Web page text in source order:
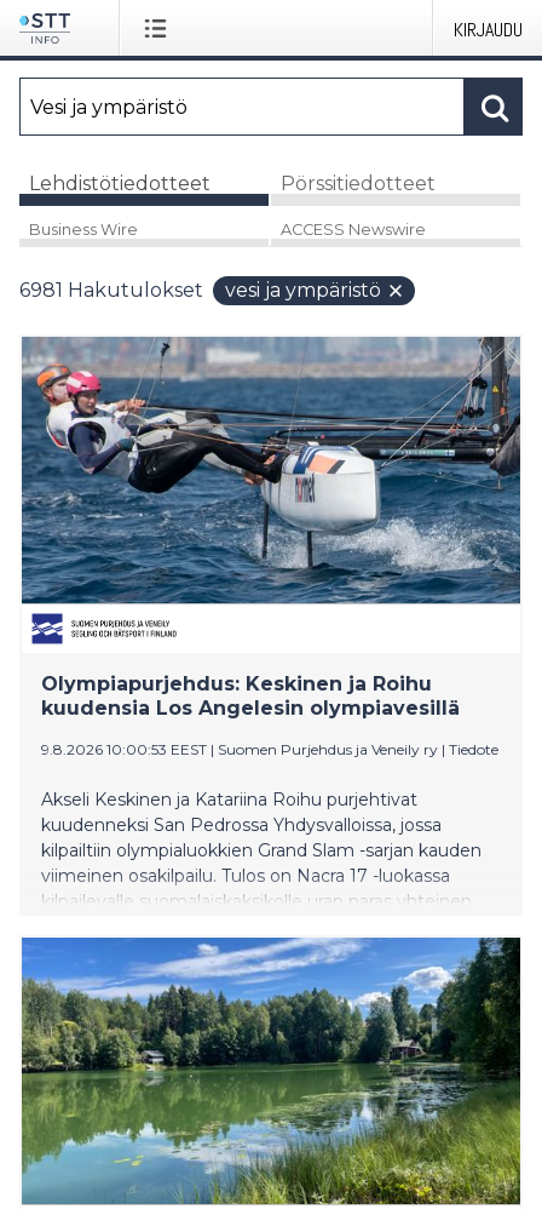
KIRJAUDU
Lehdistötiedotteet Pörssitiedotteet
Business Wire ACCESS Newswire
6981 Hakutulokset vesi ja ympäristö
Olympiapurjehdus: Keskinen ja Roihu
kuudensia Los Angelesin olympiavesillä
9.8.2026 10:00:53 EEST | Suomen Purjehdus ja Veneily ry | Tiedote
Akseli Keskinen ja Katariina Roihu purjehtivat
kuudenneksi San Pedrossa Yhdysvalloissa, jossa
kilpailtiin olympialuokkien Grand Slam -sarjan kauden
viimeinen osakilpailu. Tulos on Nacra 17 -luokassa
kilpailevalle suomalaiskaksikolle uran paras yhteinen
tasaisesti ja onnistuivat pitämään vauhtinsa myös
ratkaisuhetkillä. Taakse jäivät muun muassa Pariisin
olympialaisten hopea- ja pronssimitalistit. – Oli hyvä
päivä. Tuuli aika kovaa ja oli flätti vesi. Kryssivauhti oli
meillä tosi hyvä, lensseillä pitää vielä vähän parantaa.
Täältä mennään kotiin tekemään teknisiä juttuja,
niitäkin pitää vähän harjoitella, mikä näkyi tänään. Los
Angelesin olympialaisten kisapaikkana toimiva San
Pedro suomalaiskaksikon mieleen. – Meillä oli hauska
kisa ylipäätään. Täällä on hienoa purjehtia. Lämmintä